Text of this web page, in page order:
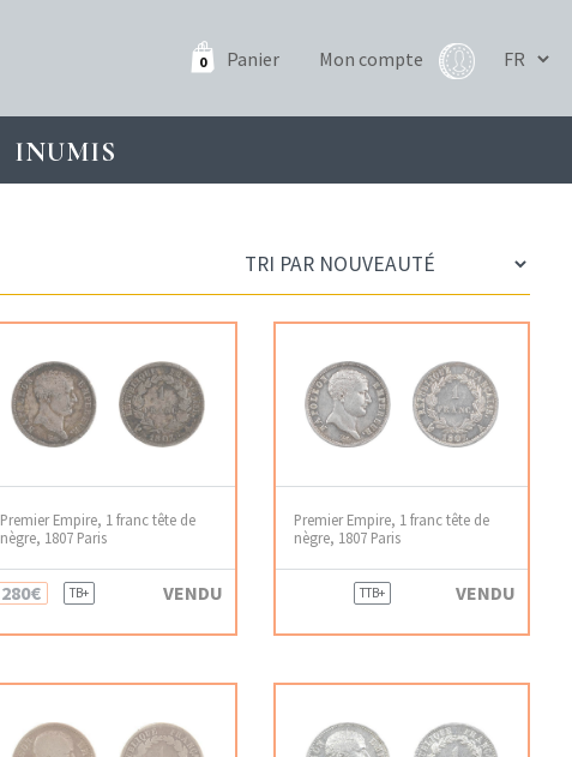
0 Panier Mon compte
INUMIS
Premier Empire, 1 franc tête de
nègre, 1807 Paris
280€ TB+ VENDU
Premier Empire, 1 franc tête de
nègre, 1807 Paris
TTB+ VENDU